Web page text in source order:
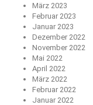
März 2023
Februar 2023
Januar 2023
Dezember 2022
November 2022
Mai 2022
April 2022
März 2022
Februar 2022
Januar 2022